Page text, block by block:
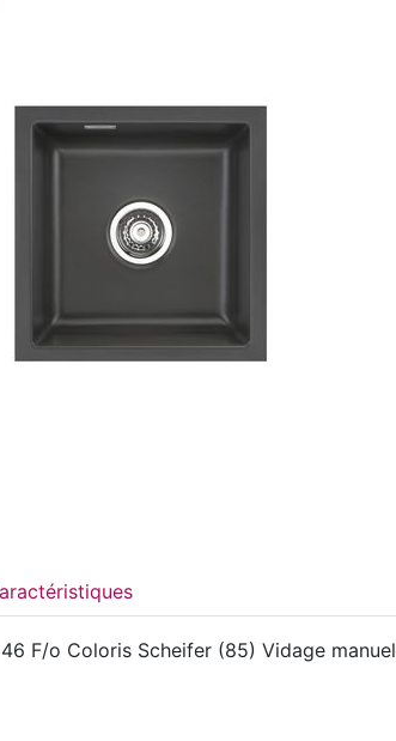
F/o Coloris Scheifer (85) Vidage manuel